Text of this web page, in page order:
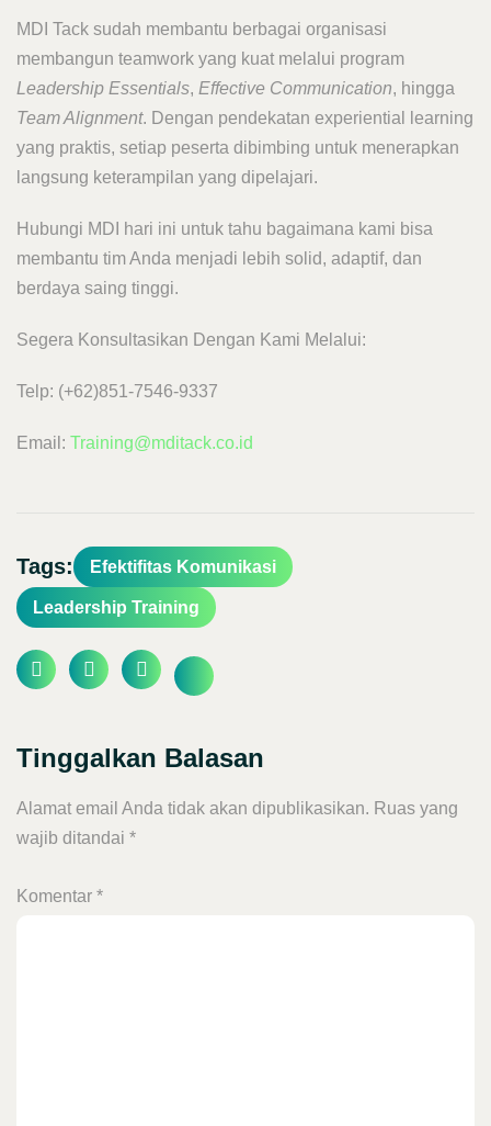
MDI Tack sudah membantu berbagai organisasi
membangun teamwork yang kuat melalui program
Leadership Essentials, Effective Communication, hingga
Team Alignment. Dengan pendekatan experiential learning
yang praktis, setiap peserta dibimbing untuk menerapkan
langsung keterampilan yang dipelajari.
Hubungi MDI hari ini untuk tahu bagaimana kami bisa
membantu tim Anda menjadi lebih solid, adaptif, dan
berdaya saing tinggi.
Segera Konsultasikan Dengan Kami Melalui:
Telp: (+62)851-7546-9337
Email: Training@mditack.co.id
Tags: Efektifitas Komunikasi
Leadership Training
Tinggalkan Balasan
Alamat email Anda tidak akan dipublikasikan. Ruas yang
wajib ditandai *
Komentar *